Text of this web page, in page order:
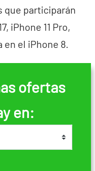
que participarán
iPhone 11 Pro,
en el iPhone 8.
ofertas
en: